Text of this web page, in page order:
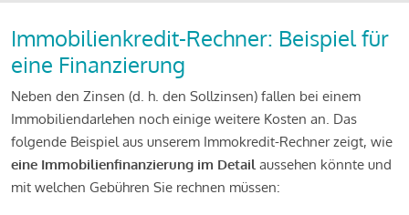
Immobilienkredit-Rechner: Beispiel für
eine Finanzierung
Neben den Zinsen (d. h. den Sollzinsen) fallen bei einem
Immobiliendarlehen noch einige weitere Kosten an. Das
folgende Beispiel aus unserem Immokredit-Rechner zeigt, wie
eine Immobilienfinanzierung im Detail aussehen könnte und
mit welchen Gebühren Sie rechnen müssen: